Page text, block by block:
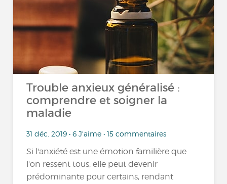
Trouble anxieux généralisé :
comprendre et soigner la
maladie
31 déc. 2019 • 6 J'aime • 15 commentaires
Si l'anxiété est une émotion familière que
l'on ressent tous, elle peut devenir
prédominante pour certains, rendant